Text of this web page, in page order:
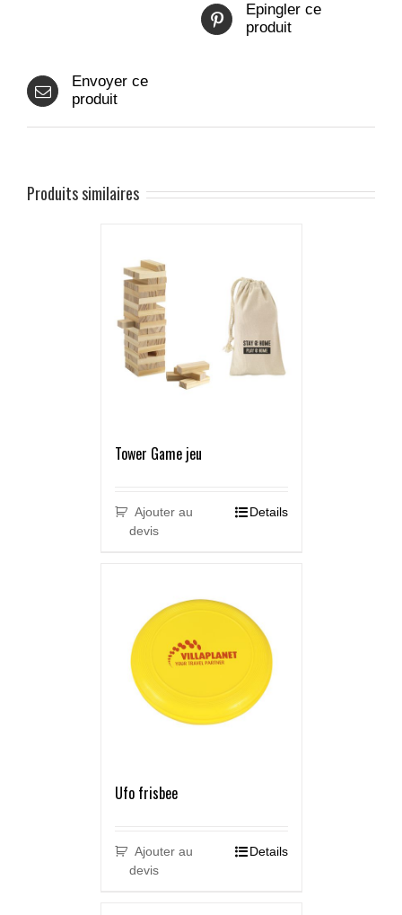
Epingler ce
produit
Envoyer ce
produit
Produits similaires
Tower Game jeu
Ajouter au
devis
Details
Ufo frisbee
Ajouter au
devis
Details